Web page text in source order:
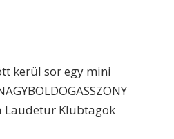
kerül sor egy mini
Laudetur Klubtagok